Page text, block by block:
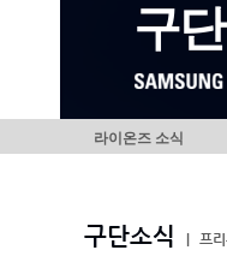
구단
라이온즈 소식
구단소식
프